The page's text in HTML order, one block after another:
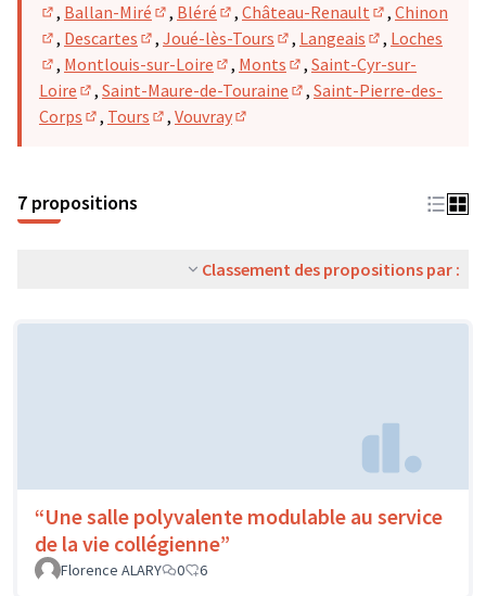
(S'ouvre dans un nouvel onglet)
, Ballan-Miré
(S'ouvre dans un nouvel onglet)
, Bléré
(S'ouvre dans un nouvel onglet)
, Château-Renault
(S'ouvre dans
, Chinon
(S'ouvre dans un nouvel onglet)
, Descartes
(S'ouvre dans un nouvel onglet)
, Joué-lès-Tours
(S'ouvre dans un nouvel
, Langeais
(S'ouvre dans
, Loches
(S'ouvre dans un nouvel onglet)
, Montlouis-sur-Loire
(S'ouvre dans un nouvel onglet)
, Monts
(S'ouvre dans un nouvel
, Saint-Cyr-sur-
Loire
(S'ouvre dans un nouvel onglet)
, Saint-Maure-de-Touraine
, Saint-Pierre-des-
Corps
, Tours
, Vouvray
7 propositions
Classement des propositions par :
“Une salle polyvalente modulable au service
de la vie collégienne”
Florence ALARY 0 6